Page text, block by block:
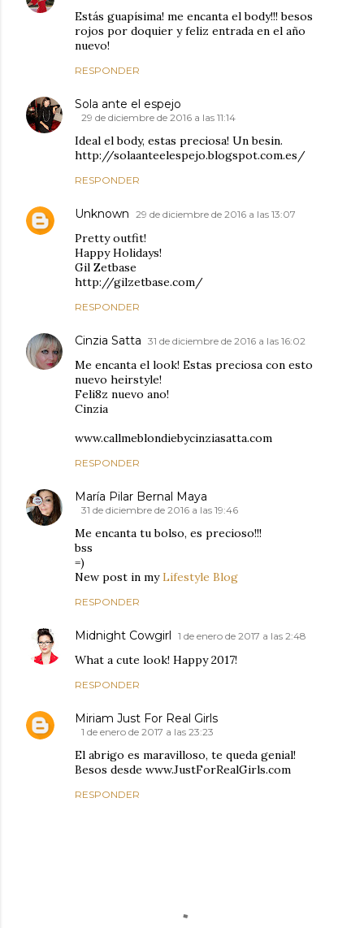
Estás guapísima! me encanta el body!!! besos
rojos por doquier y feliz entrada en el año
nuevo!
RESPONDER
Sola ante el espejo
29 de diciembre de 2016 a las 11:14
Ideal el body, estas preciosa! Un besin.
http://solaanteelespejo.blogspot.com.es/
RESPONDER
Unknown 29 de diciembre de 2016 a las 13:07
Pretty outfit!
Happy Holidays!
Gil Zetbase
http://gilzetbase.com/
RESPONDER
Cinzia Satta 31 de diciembre de 2016 a las 16:02
Me encanta el look! Estas preciosa con esto
nuevo heirstyle!
Feli8z nuevo ano!
Cinzia
www.callmeblondiebycinziasatta.com
RESPONDER
María Pilar Bernal Maya
31 de diciembre de 2016 a las 19:46
Me encanta tu bolso, es precioso!!!
bss
=)
New post in myLifestyle Blog
RESPONDER
Midnight Cowgirl 1 de enero de 2017 a las 2:48
What a cute look! Happy 2017!
RESPONDER
Miriam Just For Real Girls
1 de enero de 2017 a las 23:23
El abrigo es maravilloso, te queda genial!
Besos desde www.JustForRealGirls.com
RESPONDER